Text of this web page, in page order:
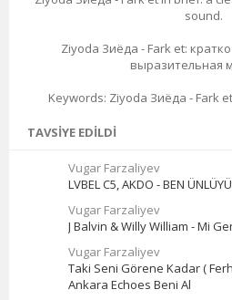
sound.
Ziyoda Зиёда - Fark et:
выразительная
Keywords: Ziyoda Зиёда - Fark
TAVSIYE EDILDI
Vugar Farzaliyev
LVBEL C5, AKDO - BEN
Vugar Farzaliyev
J Balvin & Willy William - Mi
Vugar Farzaliyev
Taki Seni Görene Kadar (
Ankara Echoes Beni Al